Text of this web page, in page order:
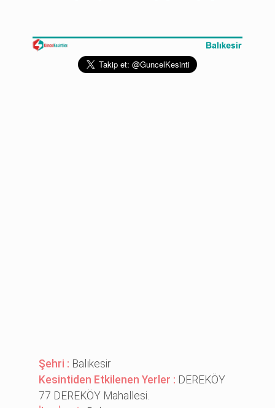
Şehri : Balıkesir
Kesintiden Etkilenen Yerler : DEREKÖY
77 DEREKÖY Mahallesi.